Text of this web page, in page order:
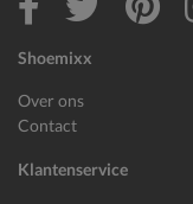
Shoemixx
Over ons
Contact
Klantenservice